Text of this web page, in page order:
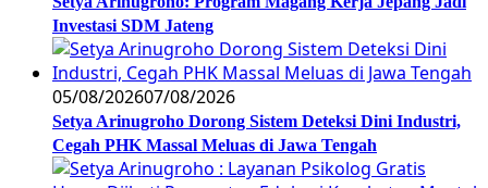
Investasi SDM Jateng
05/08/202607/08/2026
Setya Arinugroho Dorong Sistem Deteksi Dini Industri,
Cegah PHK Massal Meluas di Jawa Tengah